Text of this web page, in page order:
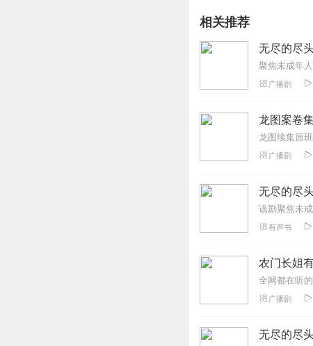
相关推荐
无尽的尽
广播剧
龙图案卷
广播剧
无尽的尽
有声书
农门长姐
广播剧
无尽的尽